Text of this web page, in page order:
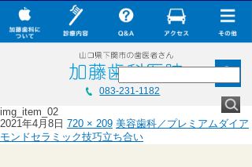
img_item_02
2021年4月8日 720 × 209 美容歯科／プレミアムダイア
モンドセラミック技巧立ち合い
加藤歯科について
診療内容
コラム
× CLOSE
加藤歯科について
Q&A